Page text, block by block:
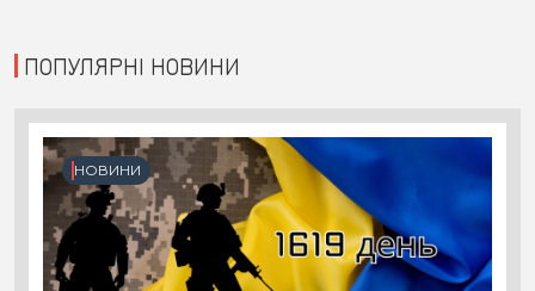
ПОПУЛЯРНІ НОВИНИ
НОВИНИ